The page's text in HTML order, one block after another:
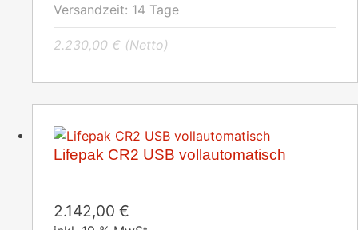
Versandzeit: 14 Tage
2.230,00 € (Netto)
Lifepak CR2 USB vollautomatisch
2.142,00 €